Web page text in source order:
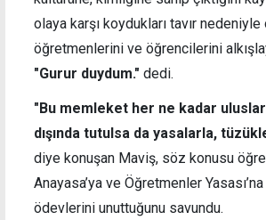
olaya karşı koydukları tavır nedeniyle
öğretmenlerini ve öğrencilerini
"Gurur duydum." dedi.
"Bu memleket her ne kadar
dışında tutulsa da yasalarla,
diye konuşan Maviş, söz konusu
Anayasa’ya ve Öğretmenler
ödevlerini unuttuğunu savundu.